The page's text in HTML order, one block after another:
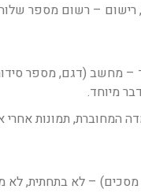
רישום – רשום מספר
המחוברת, תמונות
– לא בתחתית,